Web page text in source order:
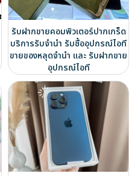
รับฝากขายคอมพิวเตอร์ปากเกร็ด
บริการรับจำนำ รับซื้ออุปกรณ์ไอที
ขายของหลุดจำนำ และ รับฝากขาย
อุปกรณ์ไอที